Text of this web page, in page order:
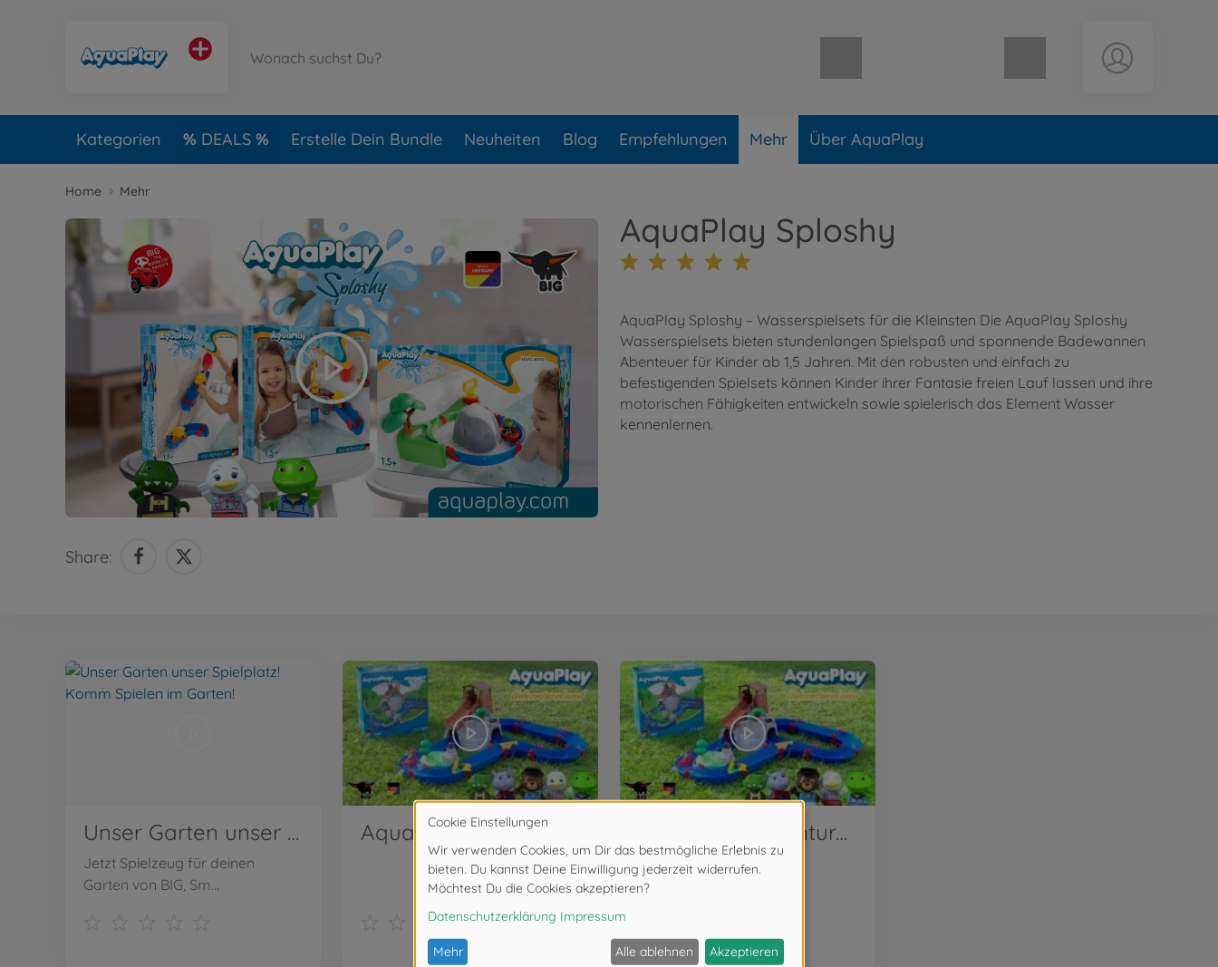
Warenkorb leer
Kategorien DEALS Erstelle Dein Bundle Neuheiten Blog Empfehlungen Mehr Über AquaPlay
Home Mehr
Share:
AquaPlay Sploshy
AquaPlay Sploshy – Wasserspielsets für die Kleinsten Die AquaPlay Sploshy
Wasserspielsets bieten stundenlangen Spielspaß und spannende Badewannen
Abenteuer für Kinder ab 1,5 Jahren. Mit den robusten und einfach zu
befestigenden Spielsets können Kinder ihrer Fantasie freien Lauf lassen und ihre
motorischen Fähigkeiten entwickeln sowie spielerisch das Element Wasser
kennenlernen.
Unser Garten unser Spielplatz! Komm Spielen im Garten!
Jetzt Spielzeug für deinen
Garten von BIG, Sm...
AquaPlay AdventureLand TV-Spot (English)